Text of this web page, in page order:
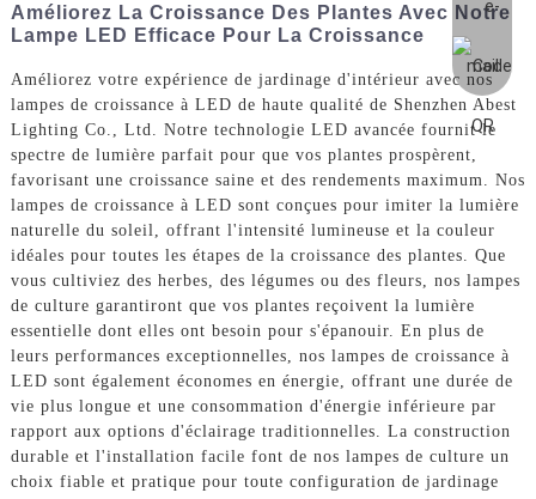
Améliorez La Croissance Des Plantes Avec Notre
Lampe LED Efficace Pour La Croissance
Améliorez votre expérience de jardinage d'intérieur avec nos
lampes de croissance à LED de haute qualité de Shenzhen Abest
Lighting Co., Ltd. Notre technologie LED avancée fournit le
spectre de lumière parfait pour que vos plantes prospèrent,
favorisant une croissance saine et des rendements maximum. Nos
lampes de croissance à LED sont conçues pour imiter la lumière
naturelle du soleil, offrant l'intensité lumineuse et la couleur
idéales pour toutes les étapes de la croissance des plantes. Que
vous cultiviez des herbes, des légumes ou des fleurs, nos lampes
de culture garantiront que vos plantes reçoivent la lumière
essentielle dont elles ont besoin pour s'épanouir. En plus de
leurs performances exceptionnelles, nos lampes de croissance à
LED sont également économes en énergie, offrant une durée de
vie plus longue et une consommation d'énergie inférieure par
rapport aux options d'éclairage traditionnelles. La construction
durable et l'installation facile font de nos lampes de culture un
choix fiable et pratique pour toute configuration de jardinage